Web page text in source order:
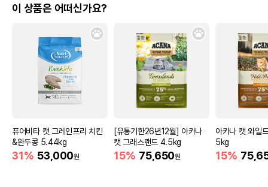
이 상품은 어떠신가요?
퓨어비타 캣 그레인프리 치킨
&완두콩 5.44kg
31% 53,000원
[유통기한26년12월] 아카나
캣 그래스랜드 4.5kg
15% 75,650원
아카나 캣 와일
5kg
15%